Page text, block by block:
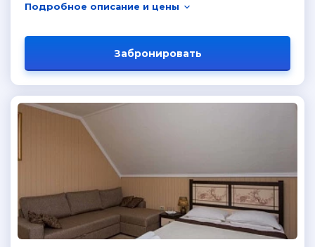
Подробное описание и цены
Забронировать